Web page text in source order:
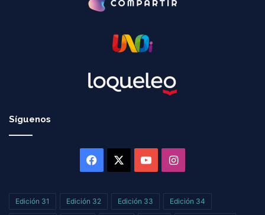
Síguenos
Facebook YouTubeInstagram
Edición 31 Edición 32 Edición 33 Edición 34